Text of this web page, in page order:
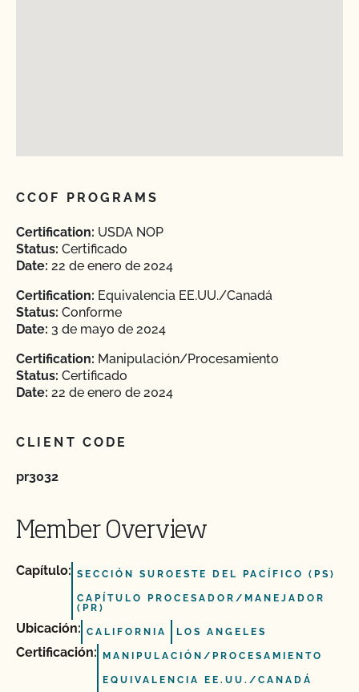
CCOF PROGRAMS
Certification: USDA NOP
Status: Certificado
Date: 22 de enero de 2024
Certification: Equivalencia EE.UU./Canadá
Status: Conforme
Date: 3 de mayo de 2024
Certification: Manipulación/Procesamiento
Status: Certificado
Date: 22 de enero de 2024
CLIENT CODE
pr3032
Member Overview
Capítulo: SECCIÓN SUROESTE DEL PACÍFICO (PS)
CAPÍTULO PROCESADOR/MANEJADOR
(PR)
Ubicación: CALIFORNIA LOS ANGELES
Certificación: MANIPULACIÓN/PROCESAMIENTO
EQUIVALENCIA EE.UU./CANADÁ